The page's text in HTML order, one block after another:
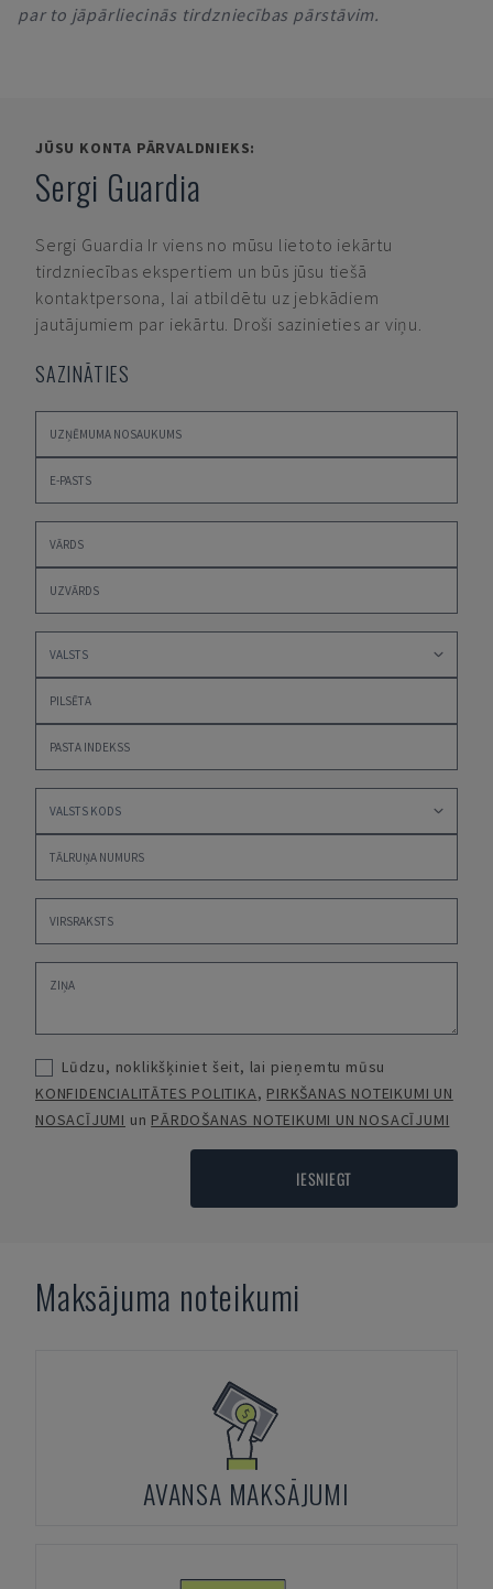
par to jāpārliecinās tirdzniecības pārstāvim.
JŪSU KONTA PĀRVALDNIEKS:
Sergi Guardia
Sergi Guardia Ir viens no mūsu lietoto iekārtu
tirdzniecības ekspertiem un būs jūsu tiešā
kontaktpersona, lai atbildētu uz jebkādiem
jautājumiem par iekārtu. Droši sazinieties ar viņu.
SAZINĀTIES
Lūdzu, noklikšķiniet šeit, lai pieņemtu mūsu
KONFIDENCIALITĀTES POLITIKA, PIRKŠANAS NOTEIKUMI UN
NOSACĪJUMI un PĀRDOŠANAS NOTEIKUMI UN NOSACĪJUMI
IESNIEGT
Maksājuma noteikumi
AVANSA MAKSĀJUMI